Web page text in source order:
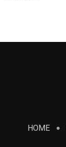
HOME